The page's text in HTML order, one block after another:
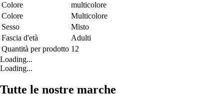
Colore
multicolore
Colore
Multicolore
Sesso
Misto
Fascia d'età
Adulti
Quantità per prodotto 12
Loading...
Loading...
Tutte le nostre marche